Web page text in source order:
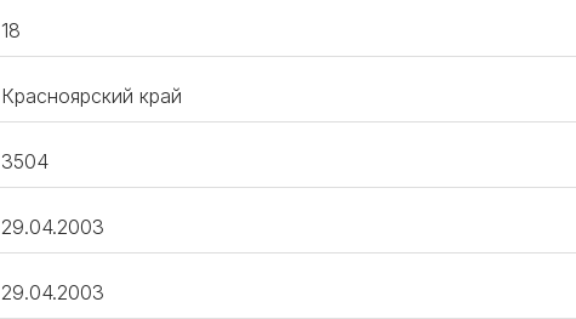
18
Красноярский край
3504
29.04.2003
29.04.2003